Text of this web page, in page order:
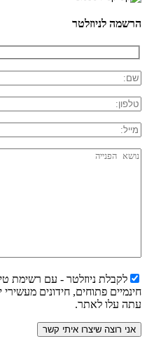
הרשמה לניוזלטר
לקבלת ניוזלטר - עם רשימת
חינמיים פתוחים, חידונים
עתה עלו לאתר.